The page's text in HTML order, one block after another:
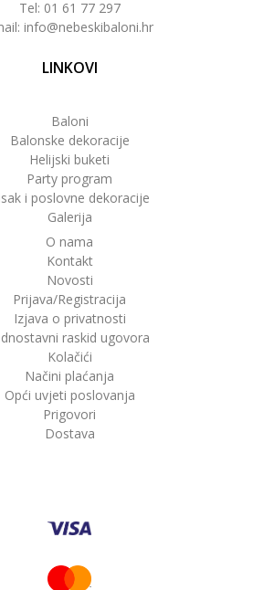
Tel: 01 61 77 297
info@nebeskibaloni.hr
LINKOVI
Baloni
Balonske dekoracije
Helijski buketi
Party program
i poslovne dekoracije
Galerija
O nama
Kontakt
Novosti
Prijava/Registracija
Izjava o privatnosti
raskid ugovora
Kolačići
Načini plaćanja
Opći uvjeti poslovanja
Prigovori
Dostava